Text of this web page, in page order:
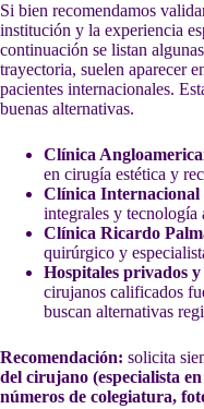
Si bien recomendamos
institución y la experiencia
continuación se listan
trayectoria, suelen aparecer
pacientes internacionales.
buenas alternativas.
Clínica
en cirugía estética y
Clínica Internacional
integrales y tecnología
Clínica Ricardo
quirúrgico y
Hospitales privados
cirujanos calificados
buscan alternativas
Recomendación: solicita
del cirujano (especialista
números de colegiatura,